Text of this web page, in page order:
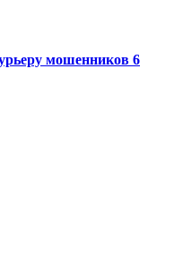
мошенников 6